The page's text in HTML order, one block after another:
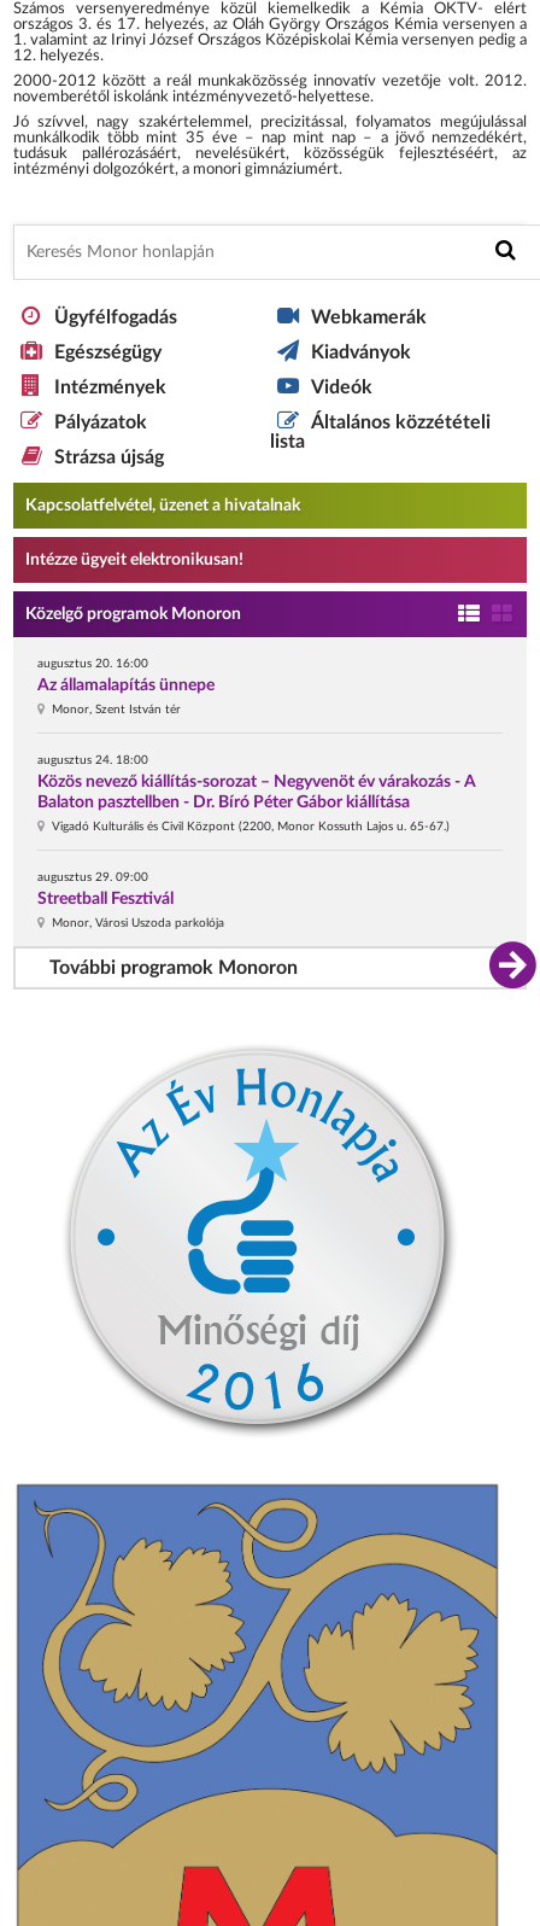
Számos versenyeredménye közül kiemelkedik a Kémia OKTV- elért
országos 3. és 17. helyezés, az Oláh György Országos Kémia versenyen a
1. valamint az Irinyi József Országos Középiskolai Kémia versenyen pedig a
12. helyezés.
2000-2012 között a reál munkaközösség innovatív vezetője volt. 2012.
novemberétől iskolánk intézményvezető-helyettese.
Jó szívvel, nagy szakértelemmel, precizitással, folyamatos megújulással
munkálkodik több mint 35 éve – nap mint nap – a jövő nemzedékért,
tudásuk pallérozásáért, nevelésükért, közösségük fejlesztéséért, az
intézményi dolgozókért, a monori gimnáziumért.
Ügyfélfogadás
Egészségügy
Intézmények
Pályázatok
Strázsa újság
Webkamerák
Kiadványok
Videók
Általános közzétételi
lista
Kapcsolatfelvétel, üzenet a hivatalnak
Intézze ügyeit elektronikusan!
Közelgő programok Monoron
augusztus 20. 16:00
Az államalapítás ünnepe
Monor, Szent István tér
augusztus 24. 18:00
Közös nevező kiállítás-sorozat – Negyvenöt év várakozás - A
Balaton pasztellben - Dr. Bíró Péter Gábor kiállítása
Vigadó Kulturális és Civil Központ (2200, Monor Kossuth Lajos u. 65-67.)
augusztus 29. 09:00
Streetball Fesztivál
Monor, Városi Uszoda parkolója
További programok Monoron